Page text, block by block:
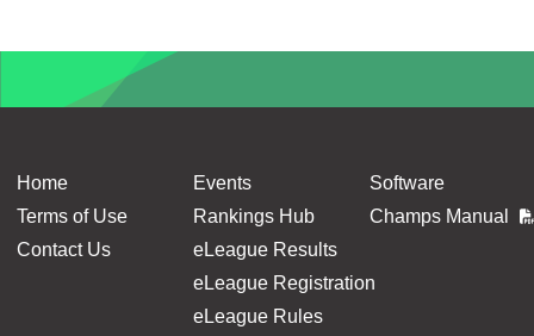
Home
Terms of Use
Contact Us
Events
Rankings Hub
eLeague Results
eLeague Registration
eLeague Rules
Software
Champs Manual